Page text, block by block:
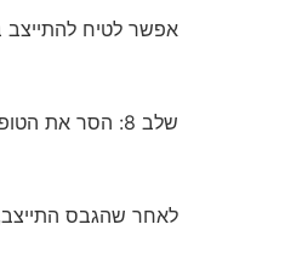
אפשר לטיח להתייצב
שלב 8: הסר את הטופס
לאחר שהגבס